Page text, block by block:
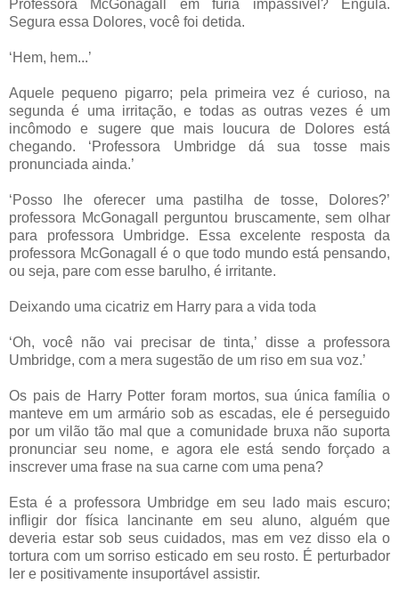
Professora McGonagall em fúria impassível? Engula.
Segura essa Dolores, você foi detida.
‘Hem, hem...’
Aquele pequeno pigarro; pela primeira vez é curioso, na
segunda é uma irritação, e todas as outras vezes é um
incômodo e sugere que mais loucura de Dolores está
chegando. ‘Professora Umbridge dá sua tosse mais
pronunciada ainda.’
‘Posso lhe oferecer uma pastilha de tosse, Dolores?’
professora McGonagall perguntou bruscamente, sem olhar
para professora Umbridge. Essa excelente resposta da
professora McGonagall é o que todo mundo está pensando,
ou seja, pare com esse barulho, é irritante.
Deixando uma cicatriz em Harry para a vida toda
‘Oh, você não vai precisar de tinta,’ disse a professora
Umbridge, com a mera sugestão de um riso em sua voz.’
Os pais de Harry Potter foram mortos, sua única família o
manteve em um armário sob as escadas, ele é perseguido
por um vilão tão mal que a comunidade bruxa não suporta
pronunciar seu nome, e agora ele está sendo forçado a
inscrever uma frase na sua carne com uma pena?
Esta é a professora Umbridge em seu lado mais escuro;
infligir dor física lancinante em seu aluno, alguém que
deveria estar sob seus cuidados, mas em vez disso ela o
tortura com um sorriso esticado em seu rosto. É perturbador
ler e positivamente insuportável assistir.